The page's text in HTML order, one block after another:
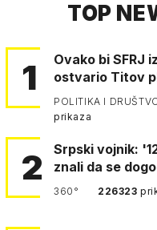
TOP
1
Ovako bi SFRJ
ostvario Titov
Klagenfurta do
POLITIKA I
prikaza
2
Srpski vojnik:
znali da se
360° 226323